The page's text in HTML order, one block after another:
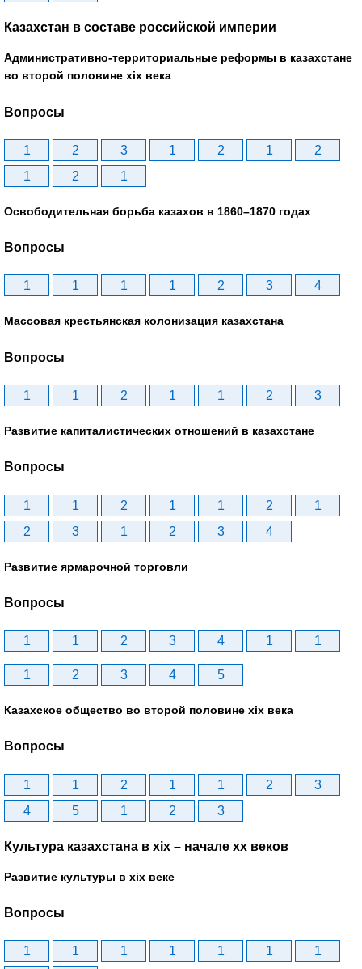
Казахстан в составе российской империи
Административно-территориальные реформы в казахстане
во второй половине xix века
Вопросы
1 2 3 1 2 1
2
1
2 1
Освободительная борьба казахов в 1860–1870 годах
Вопросы
1 1 1 1 2 3 4
Массовая крестьянская колонизация казахстана
Вопросы
1 1 2 1 1 2 3
Развитие капиталистических отношений в казахстане
Вопросы
1 1 2 1 1 2
1
2
3 1 2 3 4
Развитие ярмарочной торговли
Вопросы
1 1 2 3 4 1 1
1 2 3 4 5
Казахское общество во второй половине хіх века
Вопросы
1 1 2 1 1 2
3
4
5 1 2 3
Культура казахстана в xix – начале хх веков
Развитие культуры в xix веке
Вопросы
1 1 1 1 1 1
1